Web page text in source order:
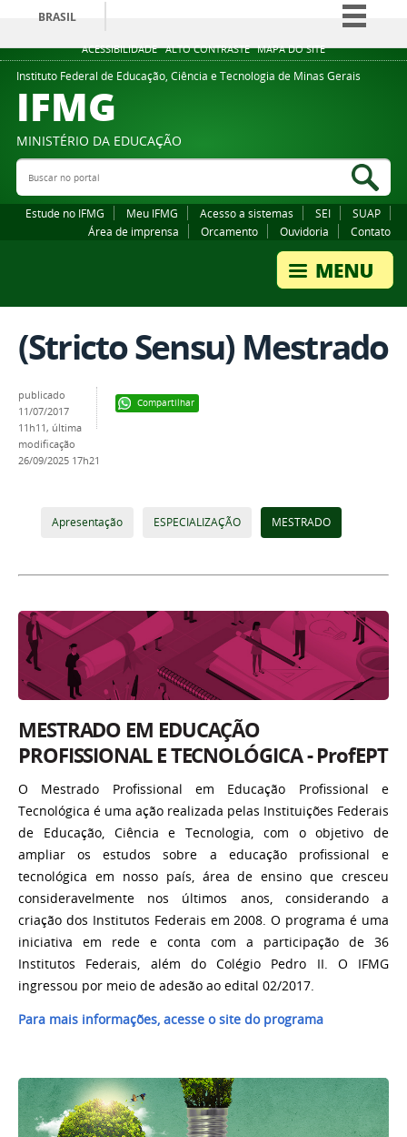
ACESSIBILIDADE ALTO CONTRASTE MAPA DO SITE
BRASIL
Simplifique!
Comunica BR
Legislação
Instituto Federal de Educação, Ciência e Tecnologia de Minas Gerais
IFMG
MINISTÉRIO DA EDUCAÇÃO
Buscar no portal
Estude no IFMG Meu IFMG Acesso a sistemas SEI
SUAP
Área de imprensa
Orcamento Ouvidoria Contato
(Stricto Sensu) Mestrado
Compartilhar
publicado
11/07/2017
11h11, última
modificação
26/09/2025 17h21
Apresentação ESPECIALIZAÇÃO MESTRADO
MESTRADO EM EDUCAÇÃO
PROFISSIONAL E TECNOLÓGICA - ProfEPT
O Mestrado Profissional em Educação Profissional e
Tecnológica é uma ação realizada pelas Instituições Federais
de Educação, Ciência e Tecnologia, com o objetivo de
ampliar os estudos sobre a educação profissional e
tecnológica em nosso país, área de ensino que cresceu
consideravelmente nos últimos anos, considerando a
criação dos Institutos Federais em 2008.O programa é uma
iniciativa em rede e conta com a participação de 36
Institutos Federais, além do Colégio Pedro II. O IFMG
ingressou por meio de adesão ao edital 02/2017.
Para mais informações, acesse o site do programa